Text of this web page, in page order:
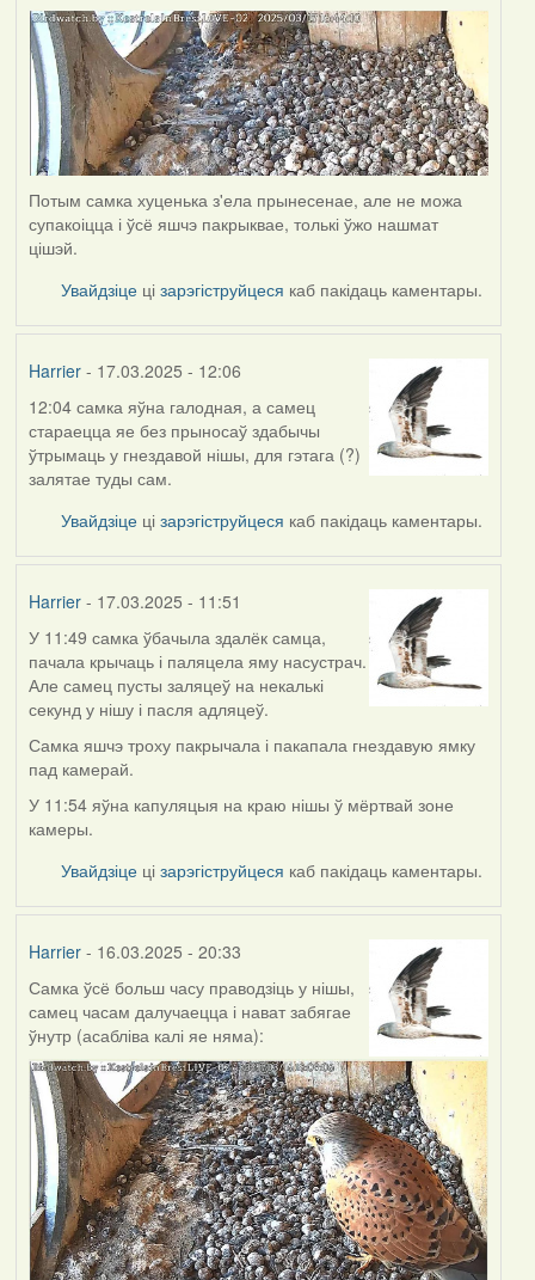
Потым самка хуценька з'ела прынесенае, але не можа
супакоіцца і ўсё яшчэ пакрыквае, толькі ўжо нашмат
цішэй.
Увайдзіце цізарэгіструйцеся каб пакідаць каментары.
Harrier- 17.03.2025 - 12:06
12:04 самка яўна галодная, а самец
стараецца яе без прыносаў здабычы
ўтрымаць у гнездавой нішы, для гэтага (?)
залятае туды сам.
Увайдзіце цізарэгіструйцеся каб пакідаць каментары.
Harrier- 17.03.2025 - 11:51
У 11:49 самка ўбачыла здалёк самца,
пачала крычаць і паляцела яму насустрач.
Але самец пусты заляцеў на некалькі
секунд у нішу і пасля адляцеў.
Самка яшчэ троху пакрычала і пакапала гнездавую ямку
пад камерай.
У 11:54 яўна капуляцыя на краю нішы ў мёртвай зоне
камеры.
Увайдзіце цізарэгіструйцеся каб пакідаць каментары.
Harrier- 16.03.2025 - 20:33
Самка ўсё больш часу праводзіць у нішы,
самец часам далучаецца і нават забягае
ўнутр (асабліва калі яе няма):